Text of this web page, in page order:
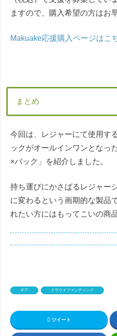
ますので、購入希望の方はお
Makuake応援購入ページはこ
まとめ
今回は、レジャーにて使用す
ックがオールインワンとなっ
×バック」を紹介しました。
持ち運びにかさばるレジャー
に変わるという画期的な製品
れたい方にはもってこいの商
ギア クラウドファンディング
ツイート